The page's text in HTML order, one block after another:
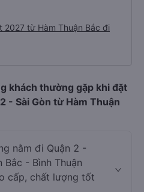
2027 từ Hàm Thuận Bắc đi
khách thường gặp khi đặt
- Sài Gòn từ Hàm Thuận
nằm đi Quận 2 -
Bắc - Bình Thuận
cấp, chất lượng tốt